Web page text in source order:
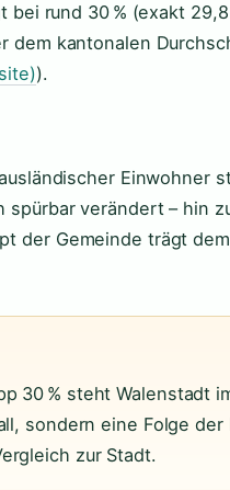
rund 30 % (exakt
dem kantonalen
).
Einwohner
spürbar verändert – hin
der Gemeinde trägt
30 % steht Walenstadt
sondern eine Folge
zur Stadt.